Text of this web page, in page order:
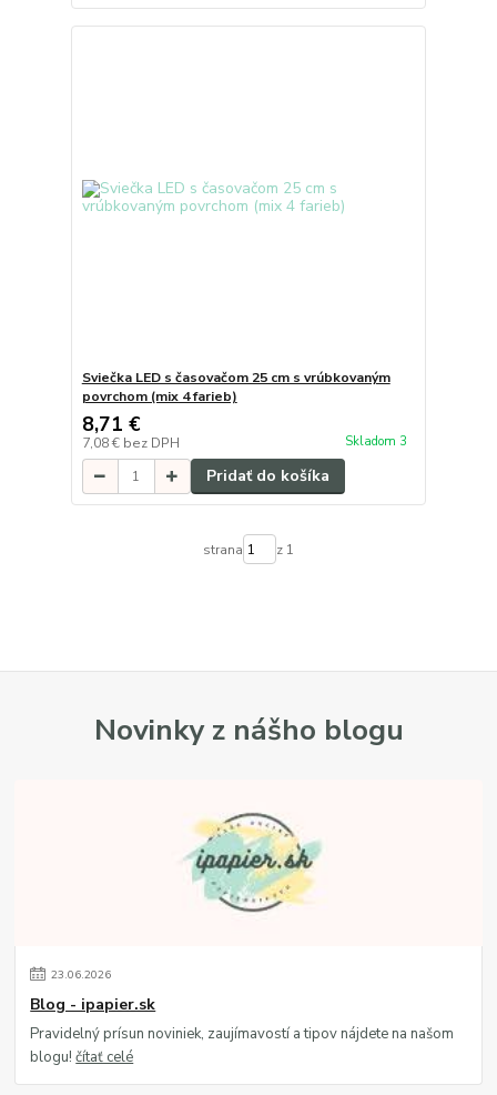
Sviečka LED s časovačom 25 cm s vrúbkovaným
povrchom (mix 4 farieb)
8,71 €
7,08 € bez DPH Skladom 3
Pridať do košíka
strana z 1
Novinky z nášho blogu
23.06.2026
Blog - ipapier.sk
Pravidelný prísun noviniek, zaujímavostí a tipov nájdete na našom
blogu!čítať celé